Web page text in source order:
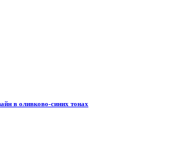
в оливково-синих тонах